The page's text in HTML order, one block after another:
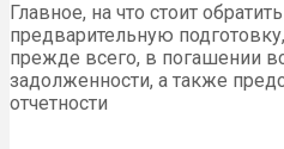
Главное, на что стоит
предварительную
прежде всего, в погашении
задолженности, а также
отчетности